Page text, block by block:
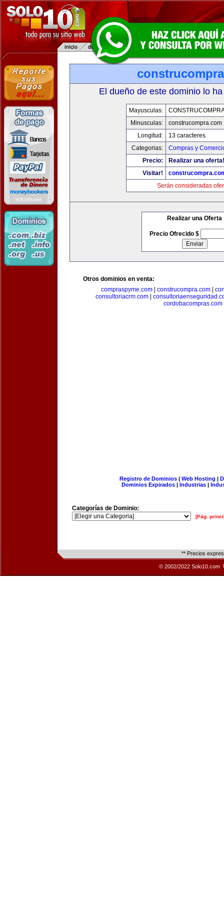
El dueño de este dominio lo
Mayusculas:
Minusculas:
construcompra.com
Longitud:
13 caracteres
Categorias:
Compras y
Precio:
Realizar una oferta!
Visitar!
Serán consideradas
Realizar una Oferta
Precio Ofrecido $
Otros dominios en venta:
compraspyme.com
construcompra.com
consultoriacrm.com|
cordobacompras.com
Registro de Dominios| Web Hosting |
Dominios Expirados | Industrias |
Categorías de Dominio:
[Pág.
** Precios
© 2002/2022 Solo10.com